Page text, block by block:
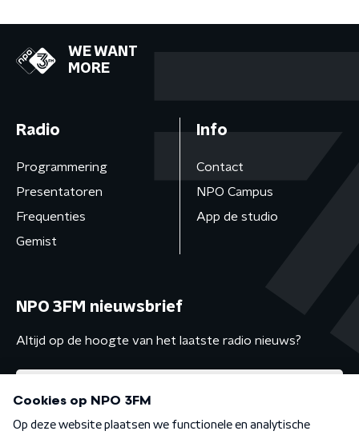
WE WANT
MORE
Radio
Programmering
Presentatoren
Frequenties
Gemist
Info
Contact
NPO Campus
App de studio
NPO 3FM nieuwsbrief
Altijd op de hoogte van het laatste radio nieuws?